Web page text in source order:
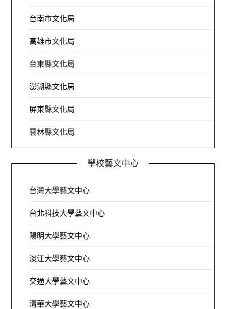
台南市文化局
高雄市文化局
台東縣文化局
澎湖縣文化局
屏東縣文化局
雲林縣文化局
學校藝文中心
台灣大學藝文中心
台北科技大學藝文中心
陽明大學藝文中心
淡江大學藝文中心
交通大學藝文中心
清華大學藝文中心